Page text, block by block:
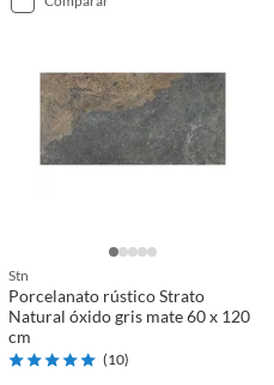
Stn
Porcelanato rústico Strato
Natural óxido gris mate 60 x 120
cm
(10)